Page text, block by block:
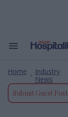
Search
Navigation
Home
Industry
News
Submit Guest Post